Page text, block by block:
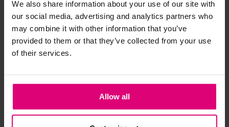
We also share information about your use of our site with
our social media, advertising and analytics partners who
may combine it with other information that you’ve
provided to them or that they’ve collected from your use
of their services.
Allow all
Strijkijzer/droogtrommel:
Kledingstukken met elastine zijn niet bestand tegen de hitte
van het strijkijzer en/of de droogtrommel. Ook in veel
niet gestreken worden en/of in de droogtrommel.
Twijfels? Wij staan klaar voor advies op maat.
Sisters Point
jeans jort
€ 59,95
Neo noir
€ 69.95